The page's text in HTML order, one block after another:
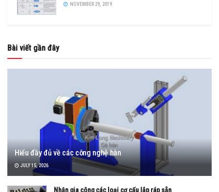
NOVEMBER 29, 2019
Bài viết gần đây
Hiểu đầy đủ về các công nghệ hàn
JULY 15, 2026
Nhận gia công các loại cơ cấu lắp ráp sẵn